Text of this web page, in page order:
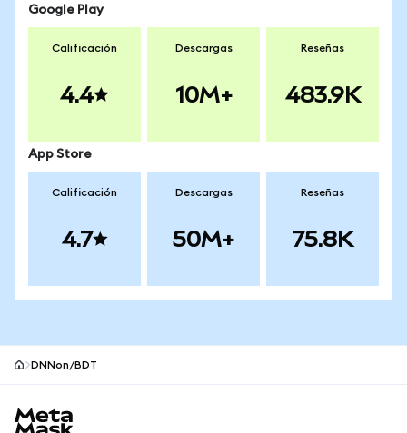
Google Play
Calificación
4.4
Descargas
10M+
Reseñas
483.9K
App Store
Calificación
4.7
Descargas
50M+
Reseñas
75.8K
DNNon/BDT